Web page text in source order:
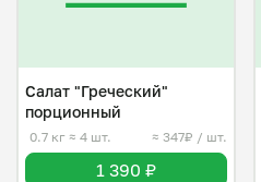
Салат "Греческий"
порционный
0.7 кг ≈ 4 шт. ≈ 347₽ / шт.
1 390 ₽